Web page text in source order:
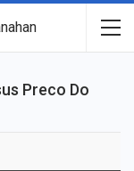
Preco Do